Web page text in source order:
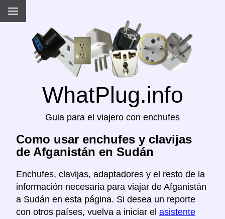
WhatPlug.info
Guia para el viajero con enchufes
Como usar enchufes y clavijas
de Afganistán en Sudán
Enchufes, clavijas, adaptadores y el resto de la
información necesaria para viajar de Afganistán
a Sudán en esta página. Si desea un reporte
con otros países, vuelva a iniciar el asistente